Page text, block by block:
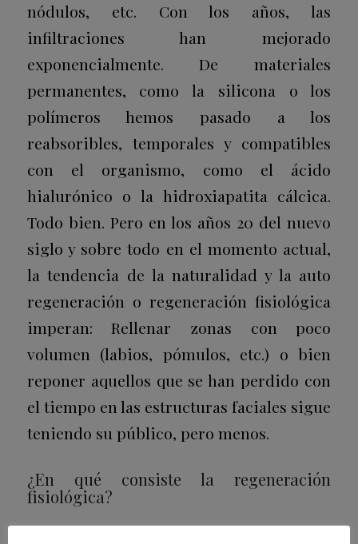
nódulos, etc. Con los años, las
infiltraciones han mejorado
exponencialmente. De materiales
permanentes, como la silicona o los
polímeros hemos pasado a los
reabsoribles, temporales y compatibles
con el organismo, como el ácido
hialurónico o la hidroxiapatita cálcica.
Todo bien. Pero en los años 20 del nuevo
siglo y sobre todo en el momento actual,
la tendencia de la naturalidad y la auto
regeneración o regeneración fisiológica
imperan: Rellenar zonas con poco
volumen (labios, pómulos, etc.) o bien
reponer aquellos que se han perdido con
el tiempo en las estructuras faciales sigue
teniendo su público, pero menos.
¿En qué consiste la regeneración
fisiológica?
“Por regeneración fisiológica se entiende